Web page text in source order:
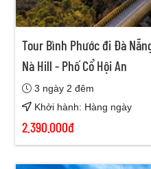
Tour Bình Phước đi Đà
Nà Hill - Phố Cổ Hội An
3 ngày 2 đêm
Khởi hành: Hàng ngày
2.390.000đ